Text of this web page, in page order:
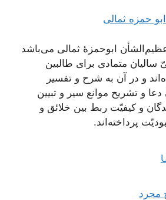
حمزه ثمالی
ابوحمزۀ ثمالی می‌باشد
متمادی برای طالبین
و در آن به شرح و تفسیر
و تشریح موانع سیر و تبیین
و کیفیّت ربط بین خلائق و
پرداخته‌اند.
مجرد